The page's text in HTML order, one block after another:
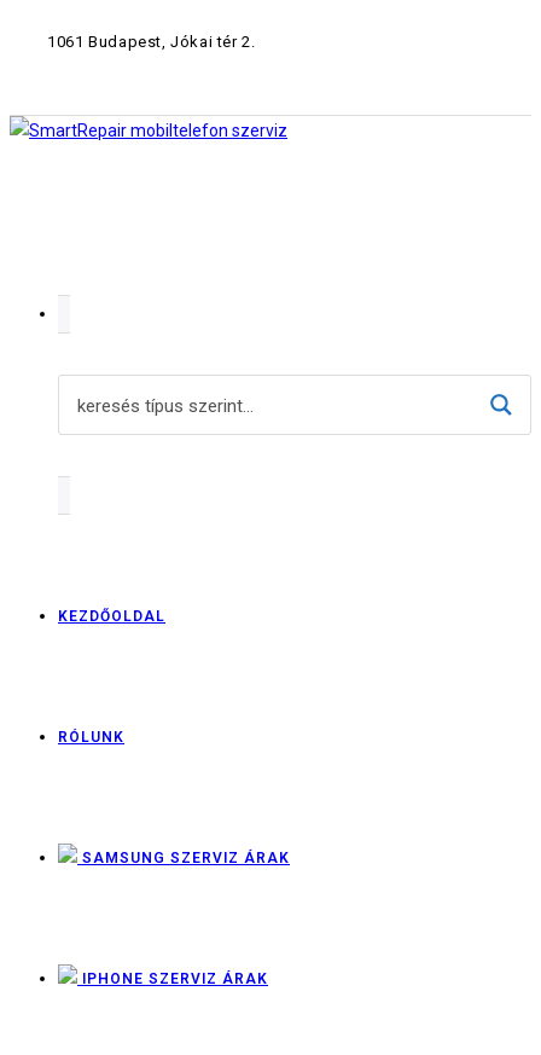
1061 Budapest, Jókai tér 2.
KEZDŐOLDAL
RÓLUNK
SAMSUNG SZERVIZ ÁRAK
IPHONE SZERVIZ ÁRAK